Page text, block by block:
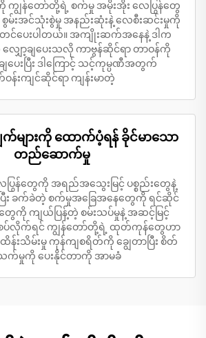
ကို ကျွန်တော်တို့ရဲ့ စက်မှု အမိုးအိုး လေပြွန်တွေ
စွမ်းအင်သုံးစွဲမှု အနည်းဆုံးနဲ့ လေစီးဆင်းမှုကို
တင်ပေးပါတယ်။ အကျိုးဆက်အနေနဲ့ ဒါက
ျှော့ချပေးသလို ကာဗွန်ဆိုင်ရာ တာဝန်ကို
ပေးပြီး ဒါကြောင့် သင့်ကုမ္ပဏီအတွက်
န်းကျင်ဆိုင်ရာ ကျန်းမာတဲ့
များကို ထောက်ပံ့ရန် ခိုင်မာသော
တည်ဆောက်မှု
ြွန်တွေကို အရည်အသွေးမြင့် ပစ္စည်းတွေနဲ့
း ခက်ခဲတဲ့ စက်မှုအခြေအနေတွေကို ရင်ဆိုင်
တွေကို ကျယ်ပြန့်တဲ့ စမ်းသပ်မှုနဲ့ အဆင့်မြင့်
းစပ်လိုက်ရင် ကျွန်တော်တို့ရဲ့ ထုတ်ကုန်တွေဟာ
န်းသိမ်းမှု ကုန်ကျစရိတ်ကို ချွေတာပြီး စိတ်
သက်မှုကို ပေးနိုင်တာကို အာမခံ